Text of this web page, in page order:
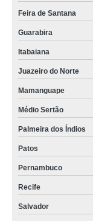
qual o valor de
qual o valor de
qual o valor de
empacotadora de leite
empacotadora de leite
qual o valor de
qual o valor de
empacotadora para leite
qual o valor de
Feira de Santana
Guarabira
Itabaiana
Juazeiro do Norte
Mamanguape
Médio Sertão
Palmeira dos Índios
Patos
Pernambuco
Recife
Salvador